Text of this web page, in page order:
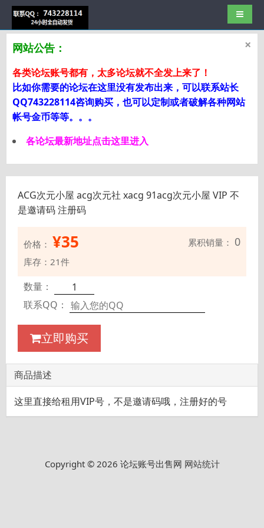
导航切
×
网站公告：
各类论坛账号都有，太多论坛就不全发上来了！
比如你需要的论坛在这里没有发布出来，可以联系站长
QQ743228114咨询购买，也可以定制或者破解各种网站
帐号金币等等。。。
各论坛最新地址点击这里进入
ACG次元小屋 acg次元社 xacg 91acg次元小屋 VIP 不
是邀请码 注册码
价格： ¥35 累积销量： 0
库存：21件
数量：
联系QQ：
立即购买
商品描述
这里直接给租用VIP号，不是邀请码哦，注册好的号
Copyright © 2026 论坛账号出售网 网站统计